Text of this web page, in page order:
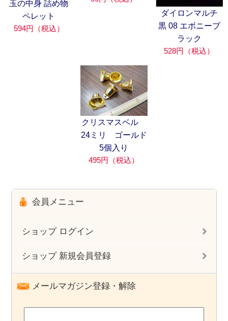
玉の中身 詰め物
ペレット
594円（税込）
ダイロンマルチ
黒 08 エボニーブ
ラック
528円（税込）
クリスマスベル
24ミリ ゴールド
5個入り
495円（税込）
会員メニュー
ショップ ログイン
ショップ 新規会員登録
メールマガジン登録・解除